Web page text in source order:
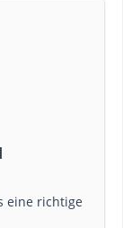
eine richtige